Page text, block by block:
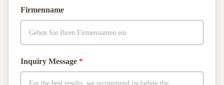
Firmenname
Inquiry Message *